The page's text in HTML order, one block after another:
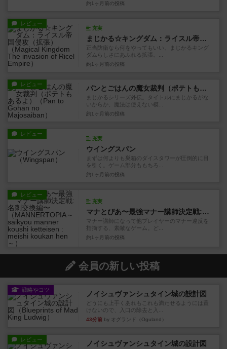
約1ヶ月前 の投稿
レビュー
充実
まじかる☆キングダム：ライスル帝国侵攻（拡張）
正当防衛なら何をやってもいい、まじかるキング
ダムらしさにあふれる拡張。...
約1ヶ月前 の投稿
レビュー パンとごはんの魔女裁判（ポテトもあるよ）
まじかるシリーズ外伝。タイトルにまじかるがな
いからか、魔法は使えない模...
約1ヶ月前 の投稿
レビュー
充実
ウイングスパン
まずは何よりも巣箱のダイスタワーが圧倒的に目
を引く。ゲーム部分ももちろ...
約1ヶ月前 の投稿
レビュー
充実
マナとぴあ〜最強マナー講師決定戦:名刺交換編〜
マナー講師になって他プレイヤーのマナー違反を
指摘する、素敵なゲーム。ど...
約1ヶ月前 の投稿
会員の新しい投稿
戦略やコツ ノイシュヴァンシュタイン城の設計図
どうにも上手くあれもこれも満たせるようには置
けないので、入口の除去と入...
43分前 by オグランド（Oguland）
レビュー ノイシュヴァンシュタイン城の設計図